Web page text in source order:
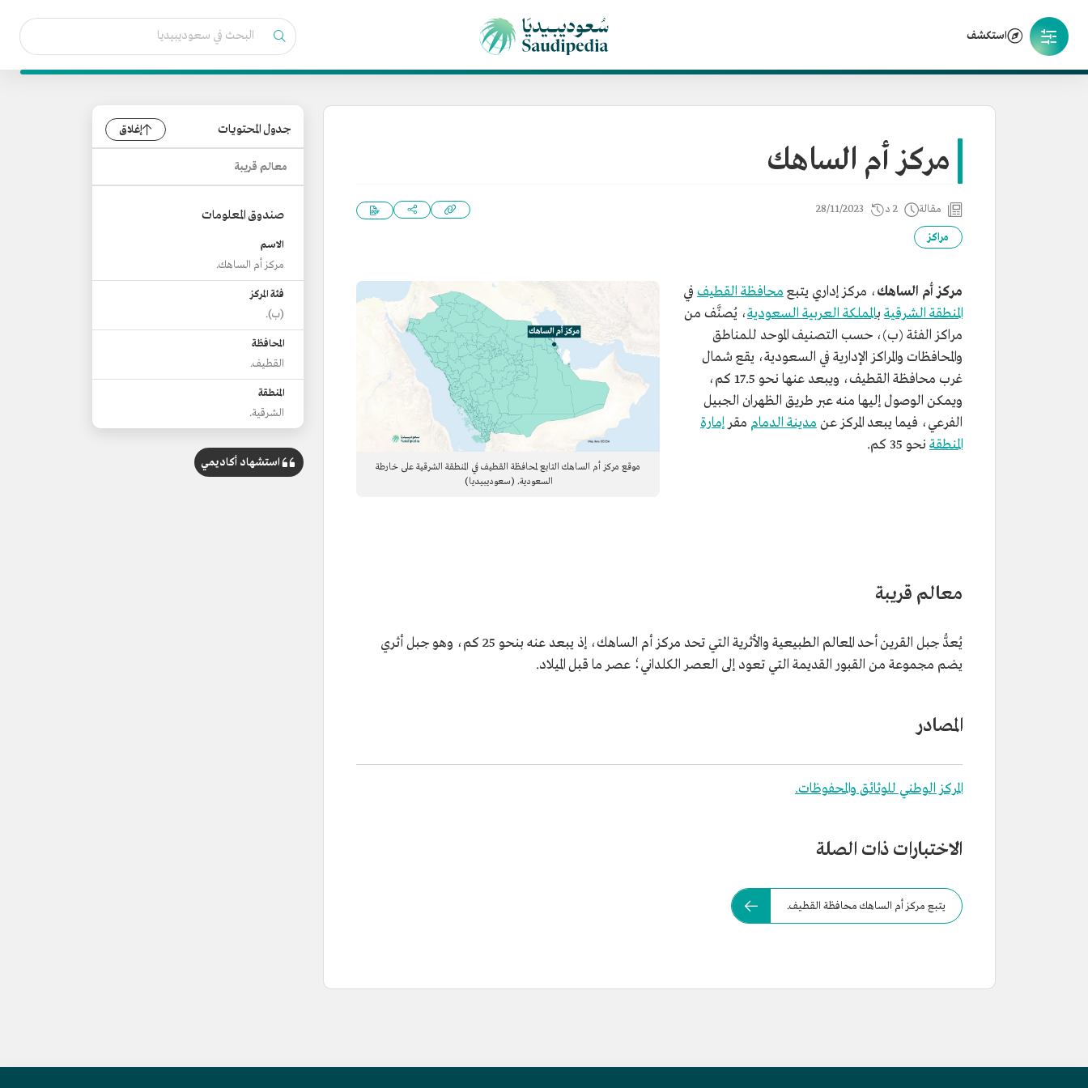
استكشف
مركز أم الساهك
مقالة 2 د 28/11/2023
مراكز
موقع مركز أم الساهك التابع لمحافظة القطيف في المنطقة الشرقية على خارطة
السعودية. (سعوديبيديا)
مركز أم الساهك، مركز إداري يتبع محافظة القطيف في
المنطقة الشرقية بالمملكة العربية السعودية، يُصنَّف من
مراكز الفئة (ب)، حسب التصنيف الموحد للمناطق
والمحافظات والمراكز الإدارية في السعودية، يقع شمال
غرب محافظة القطيف، ويبعد عنها نحو 17.5 كم،
ويمكن الوصول إليها منه عبر طريق الظهران الجبيل
الفرعي، فيما يبعد المركز عن مدينة الدمام مقر إمارة
المنطقة نحو 35 كم.
معالم قريبة
يُعدُّ جبل القرين أحد المعالم الطبيعية والأثرية التي تحد مركز أم الساهك، إذ يبعد عنه بنحو 25 كم، وهو جبل أثري
يضم مجموعة من القبور القديمة التي تعود إلى العصر الكلداني؛ عصر ما قبل الميلاد.
المصادر
المركز الوطني للوثائق والمحفوظات.
الاختبارات ذات الصلة
يتبع مركز أم الساهك محافظة القطيف.
جدول المحتويات إغلاق
معالم قريبة
صندوق المعلومات
الاسم
مركز أم الساهك.
فئة المركز
(ب).
المحافظة
القطيف.
المنطقة
الشرقية.
استشهاد أكاديمي